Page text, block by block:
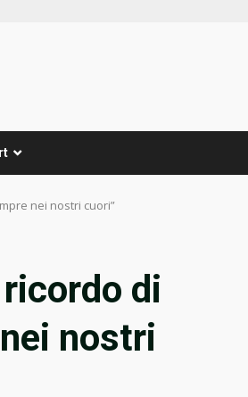
nei nostri cuori”
di
nostri